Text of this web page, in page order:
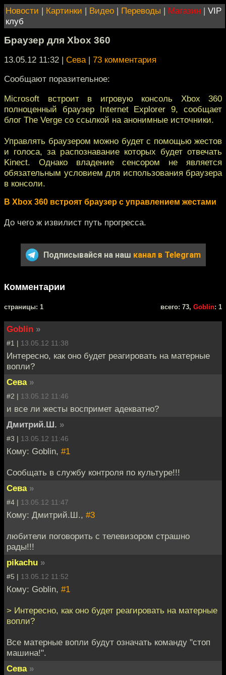
Новости | Картинки | Видео | Переводы | Магазин | VIP
клуб
Браузер для Xbox 360
13.05.12 11:32 | Сева| 73 комментария
Сообщают поразительное:
Microsoft встроит в игровую консоль Xbox 360
полноценный браузер Internet Explorer 9, сообщает
блог The Verge со ссылкой на анонимные источники.
Управлять браузером можно будет с помощью жестов
и голоса, за распознавание которых будет отвечать
Kinect. Однако владение сенсором не является
обязательным условием для использования браузера
в консоли.
В Xbox 360 встроят браузер с управлением жестами
До чего ж извилист путь прогресса.
Подписывайся на наш канал в Telegram
Комментарии
cтраницы: 1 всего: 73, Goblin: 1
Goblin »
#1 | 13.05.12 11:38
Интересно, как оно будет реагировать на матерные
вопли?
Сева »
#2 | 13.05.12 11:46
и все ли жесты воспримет адекватно?
Дмитрий.Ш. »
#3 | 13.05.12 11:46
Кому: Goblin, #1
Сообщать в службу контроля по культуре!!!
Сева »
#4 | 13.05.12 11:47
Кому: Дмитрий.Ш., #3
любители поговорить с телевизором страшно
рады!!!
pikachu »
#5 | 13.05.12 11:52
Кому: Goblin, #1
> Интересно, как оно будет реагировать на матерные
вопли?
Все матерные вопли будут означать команду "стоп
машина!".
Сева »